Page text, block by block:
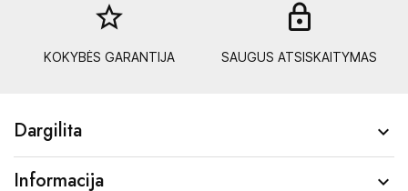
star_border
KOKYBĖS GARANTIJA SAUGUS ATSISKAITYMAS
Dargilita 
Informacija 